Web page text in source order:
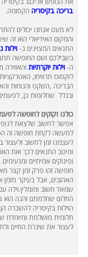
בריכה בקיסריה הקסומה.
לא מעט אנחנו יכולים
והמקום האידיאלי הוא
התנאים המצוינים ב- וילות
בשבילכם ושם החופשה
ה- וילות יוקרתיות
לוקסוס תרוויחו,
הבריכה ,השקט והנוחות
ובגלל שחלומות כן,
כולנו זקוקים לחופשה
אפשר לחשוב שלצאת
למעשה לקחת חופשה זה
לעצמנו זמן לחשוב
ומיטב התנאים לכך ואת
ופינוקים אמיתיים ומנעימים.
חופשה זהו פרק זמן קצר
האהובים, אבל בעיקר מזמן
שמאד חשוב ומומלץ.וילה
החלום שחלמתם והנה הוא
הוילות בקיסריה להשכרה
חלומית מושלמת ומיוחדת
לעצור את שיגרת החיים